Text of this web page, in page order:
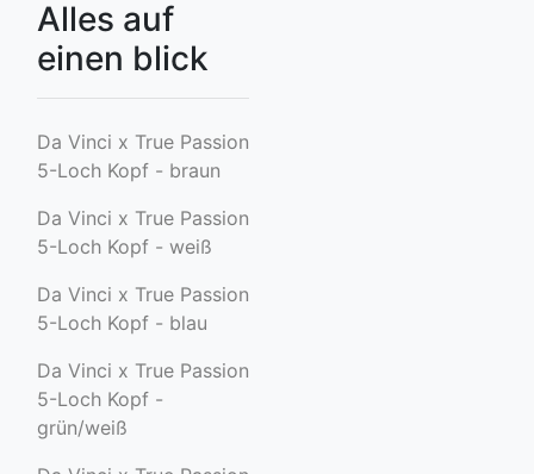
Alles auf
einen blick
Da Vinci x True Passion
5-Loch Kopf - braun
Da Vinci x True Passion
5-Loch Kopf - weiß
Da Vinci x True Passion
5-Loch Kopf - blau
Da Vinci x True Passion
5-Loch Kopf -
grün/weiß